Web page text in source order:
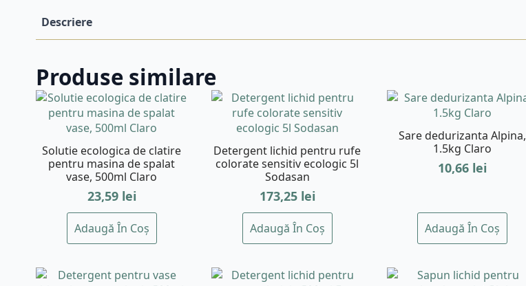
Descriere
Produse similare
Solutie ecologica de clatire
pentru masina de spalat
vase, 500ml Claro
23,59 lei
Adaugă În Coș
Detergent lichid pentru rufe
colorate sensitiv ecologic 5l
Sodasan
173,25 lei
Adaugă În Coș
Sare dedurizanta Alpina,
1.5kg Claro
10,66 lei
Adaugă În Coș